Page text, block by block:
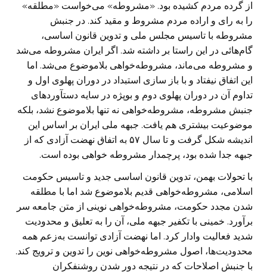
از گرده مردم کشیده بود. «مشروطه» می‌خواست «مطلقه»
را به رای و اراده مردم مشروط و مقید کند. در جنبش
مشروطه با تاسیس مجلس ملی و تدوین قانون اساسی،
گام‌هائی در این راستا بر داشته شد. اگر ایران مشروطه می‌شد
و مشروطه می‌ماند، مشروطه‌خواهی بلاموضوع می‌شد. اما
این اتفاق نیفتاد و با باز سازی استبداد در دوران پهلوی اول و
تداوم آن در دوران پهلوی دوم و بوپژه در سایه دستآورد‌های
جنبش مشروطه، مشروطه‌خواهی نه تنها بلاموضوع نشد، بلکه
موضوعیت بیشتری هم یافت. جبهه ملی ایران بر اساس این
اندیشه شکل گرفت و تا سال ۵۷ به اتفاق نهضت آزادی که از
جبهه جدا شده بود، پرچمدار مشروطه خواهی بوده است.
با تحولات بهمن، تدوین قانون اساسی جدید و تاسیس حکومت
اسلامی، مشروطه‌خواهی قدیم بلاموضوع شد اما با مطلقه
شدن مجدد حکومت، مشروطه‌خواهی نوینی از متن جامعه سر
برآورد. خمینی با تکفیر جبهه ملی، آن را به تعلیق و محدودیت
شدید فعالیت وادار کرد. اما نهضت آزادی توانست به‌زعم همه
محدودیت‌ها، اصول مشروطه‌خواهی نوین را تدوین و ترویج کند.
با جنبش اصلاحات که در نتیجه دور شدن روشنفکران